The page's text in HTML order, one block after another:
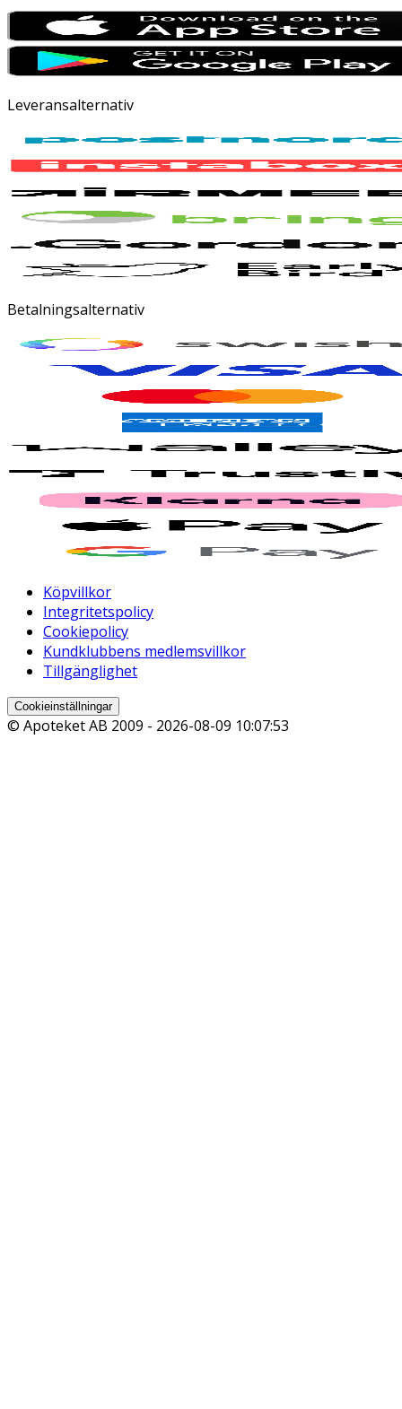
Leveransalternativ
Betalningsalternativ
Köpvillkor
Integritetspolicy
Cookiepolicy
Kundklubbens medlemsvillkor
Tillgänglighet
Cookieinställningar
© Apoteket AB 2009 - 2026-08-09 10:07:53